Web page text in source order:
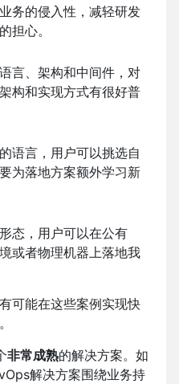
务的侵入性，减轻研发
担心。
言、架构和中间件，对
构和实现方式有很好普
语言，用户可以挑选自
为落地方案额外学习新
态，用户可以在公有
或者物理机器上落地我
可能在这些案例实现快
非常成熟的解决方案。如
解决方案围绕业务持